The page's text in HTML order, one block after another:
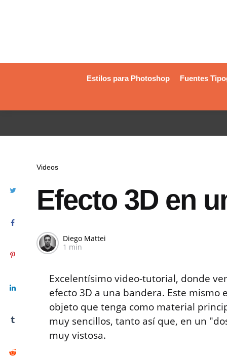
Estilos para Photoshop Fuentes
Videos
Efecto 3D en
Diego Mattei
1 min
Excelentísimo video-tutorial, donde
efecto 3D a una bandera. Este
objeto que tenga como material
muy sencillos, tanto así que, en un
muy vistosa.